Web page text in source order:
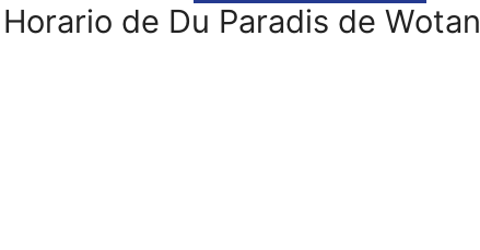
Horario de Du Paradis de Wotan